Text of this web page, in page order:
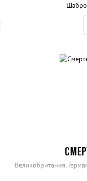
Великобритания,